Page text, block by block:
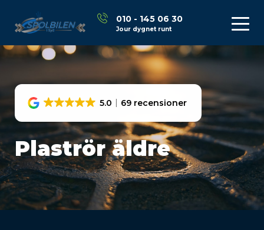
010 - 145 06 30
Jour dygnet runt
5.0 69 recensioner
Plaströr äldre